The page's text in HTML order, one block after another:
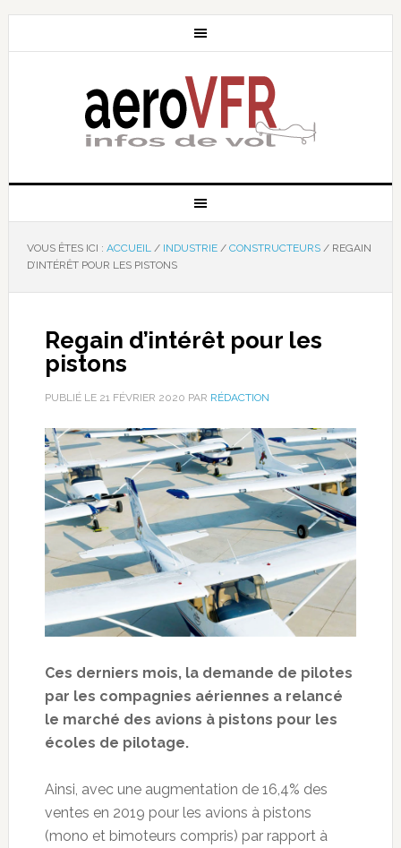
VOUS ÊTES ICI : ACCUEIL / INDUSTRIE / CONSTRUCTEURS /REGAIN
D’INTÉRÊT POUR LES PISTONS
Regain d’intérêt pour les
pistons
PUBLIÉ LE 21 FÉVRIER 2020 PAR RÉDACTION
Ces derniers mois, la demande de pilotes
par les compagnies aériennes a relancé
le marché des avions à pistons pour les
écoles de pilotage.
Ainsi, avec une augmentation de 16,4% des
ventes en 2019 pour les avions à pistons
(mono et bimoteurs compris) par rapport à